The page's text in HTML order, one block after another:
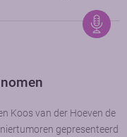
Koos van der Hoeven de
gepresenteerd